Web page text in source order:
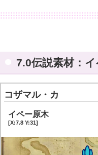
7.0伝説素材：
7.0伝説素材：
コザマル・カ
イペー原木
[X:7.8 Y:31]